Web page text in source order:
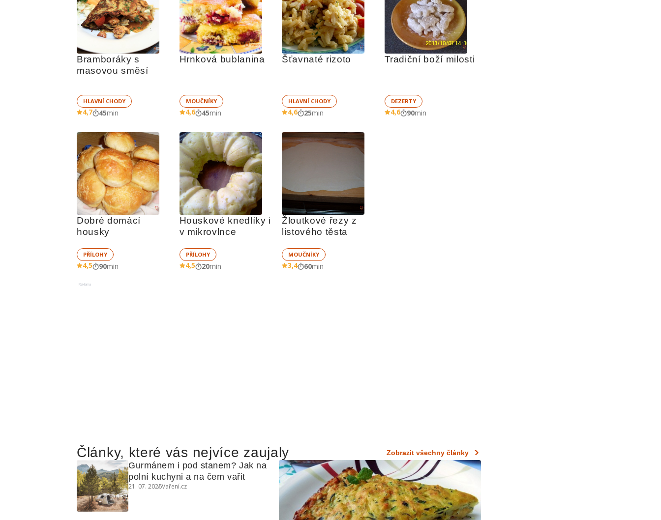
Bramboráky s
masovou směsí
HLAVNÍ CHODY
4,7 45min
Hrnková bublanina
MOUČNÍKY
4,6 45min
Šťavnaté rizoto
HLAVNÍ CHODY
4,6 25min
DEZERTY
4,6 90min
Dobré domácí
housky
PŘÍLOHY
4,5 90min
Houskové knedlíky i
v mikrovlnce
PŘÍLOHY
4,5 20min
Žloutkové řezy z
listového těsta
MOUČNÍKY
3,4 60min
Reklama
Články, které vás nejvíce zaujaly Zobrazit všechny články
Gurmánem i pod stanem? Jak na
polní kuchyni a na čem vařit
21. 07. 2026Vaření.cz